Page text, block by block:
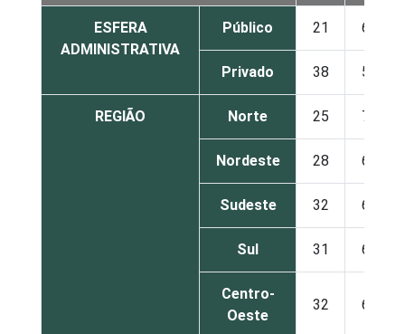
ESFERA
ADMINISTRATIVA
Público 21 69
Privado 38 57
REGIÃO Norte 25 70
Nordeste 28 65
Sudeste 32 60
Sul 31 62
Centro-
Oeste
32 62